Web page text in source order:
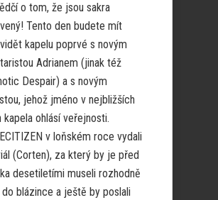
o tom, že jsou sakra
Tento den budete mít
kapelu poprvé s novým
Adrianem (jinak též
Despair) a s novým
jehož jméno v nejbližších
kapela ohlásí veřejnosti.
v loňském roce vydali
(Corten), za který by je před
desetiletími museli rozhodně
blázince a ještě by poslali